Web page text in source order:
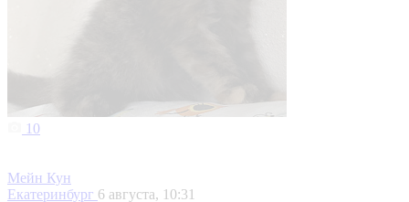
10
Мейн Кун
Екатеринбург 6 августа, 10:31